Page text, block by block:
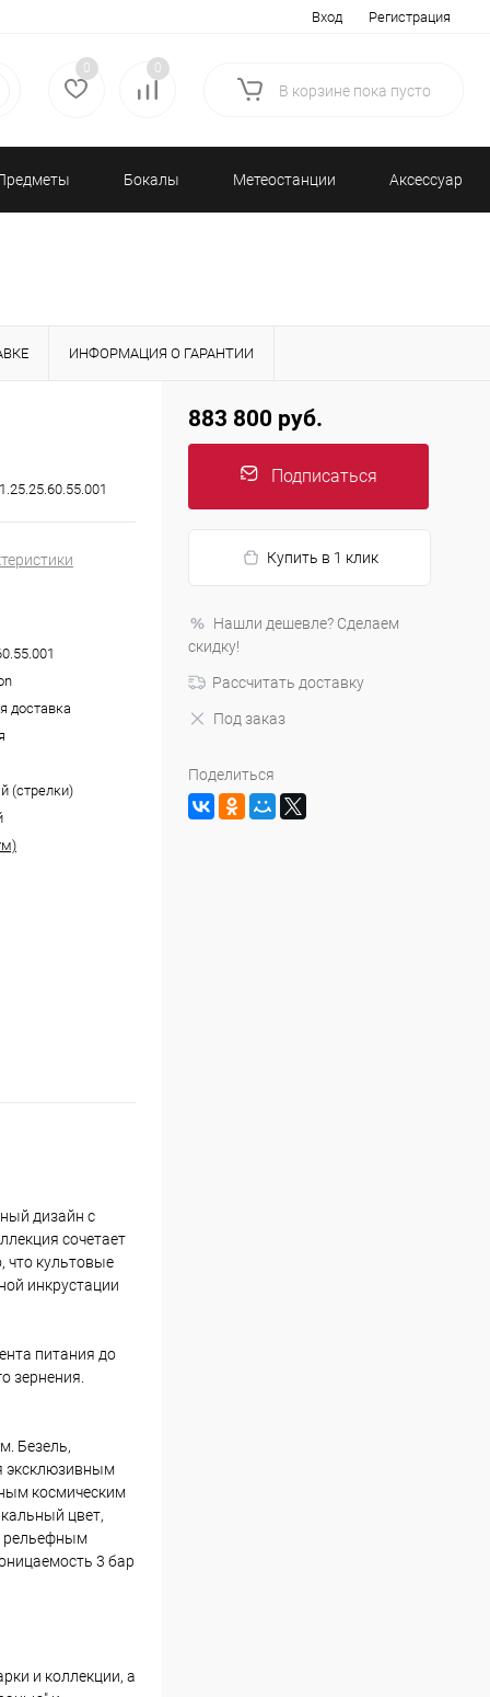
Вход Регистрация
0 0
В корзине пока пусто
Бокалы Метеостанции Аксессуары/
ИНФОРМАЦИЯ О ГАРАНТИИ
доставка
(стрелки)
дизайн с
сочетает
что культовые
инкрустации
питания до
зернения.
Безель,
эксклюзивным
космическим
цвет,
рельефным
3 бар
и коллекции, а
883 800 руб.
Подписаться
Купить в 1 клик
Нашли дешевле? Сделаем
скидку!
Рассчитать доставку
Под заказ
Поделиться